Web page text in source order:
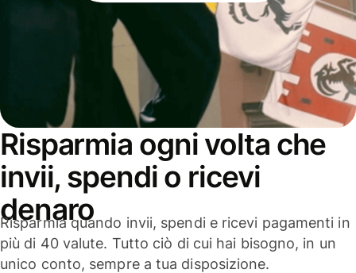
Risparmia ogni volta che
invii, spendi o ricevi
denaro
Risparmia quando invii, spendi e ricevi pagamenti in
più di 40 valute. Tutto ciò di cui hai bisogno, in un
unico conto, sempre a tua disposizione.